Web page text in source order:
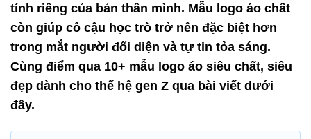
tính riêng của bản thân mình. Mẫu logo áo chất
còn giúp cô cậu học trò trở nên đặc biệt hơn
trong mắt người đối diện và tự tin tỏa sáng.
Cùng điểm qua 10+ mẫu logo áo siêu chất, siêu
đẹp dành cho thế hệ gen Z qua bài viết dưới
đây.